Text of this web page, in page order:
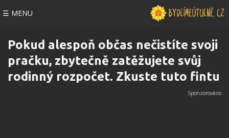
☰ MENU
Pokud alespoň občas nečistíte svoji
pračku, zbytečně zatěžujete svůj
rodinný rozpočet. Zkuste tuto fintu